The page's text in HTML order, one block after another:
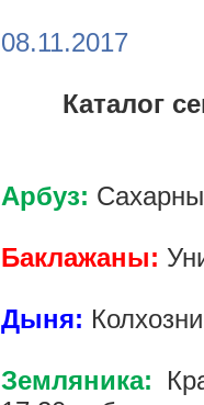
08.11.2017
Каталог
Арбуз:
Баклажаны:
Дыня:
Земляника: